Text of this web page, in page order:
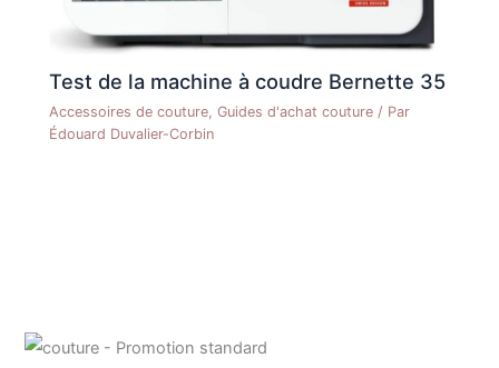
Test de la machine à coudre Bernette 35
Accessoires de couture ,Guides d'achat couture / Par
Édouard Duvalier-Corbin